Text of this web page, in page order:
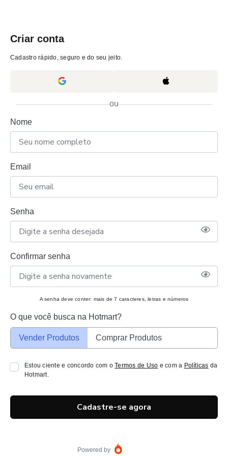
Criar conta
Cadastro rápido, seguro e do seu jeito.
ou
Nome
Email
Senha
Confirmar senha
A senha deve conter: mais de 7 caracteres, letras e números
O que você busca na Hotmart?
Vender Produtos Comprar Produtos
Estou ciente e concordo com oTermos de Uso e com a Políticas da
Hotmart.
Cadastre-se agora
Powered by